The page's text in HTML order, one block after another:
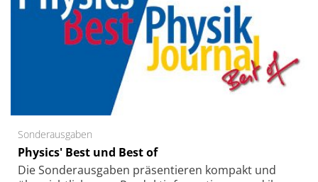
Sonderausgaben
Physics' Best und Best of
Die Sonder­ausgaben präsentieren kompakt und